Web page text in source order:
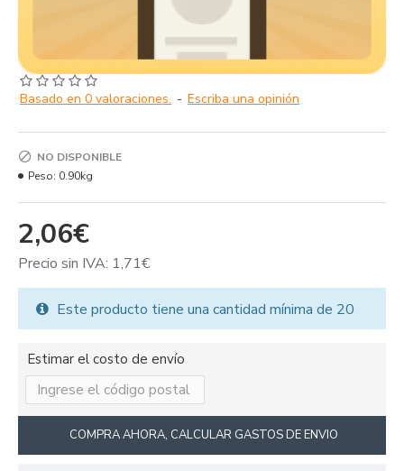
Basado en 0 valoraciones. - Escriba una opinión
2,06€
Precio sin IVA: 1,71€
NO DISPONIBLE
Peso: 0.90kg
Este producto tiene una cantidad mínima de 20
Estimar el costo de envío
COMPRA AHORA, CALCULAR GASTOS DE ENVIO